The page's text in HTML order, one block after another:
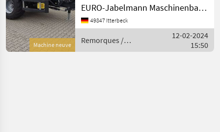
Machine neuve
Containerfahrzeug /
Abrollfahrzeug /
33 to. Tridem Technische
Daten:
EURO-Jabelmann Maschinenbau GmbH
49847 Itterbeck
Remorques /
Pronar
12-02-2024
15:50